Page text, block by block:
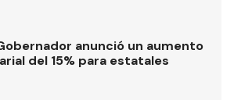
anunció un aumento
del 15% para estatales